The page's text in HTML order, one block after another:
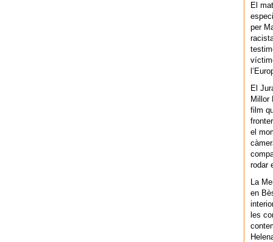
El
per
El
Millor
film
el
rodar
La
en
les